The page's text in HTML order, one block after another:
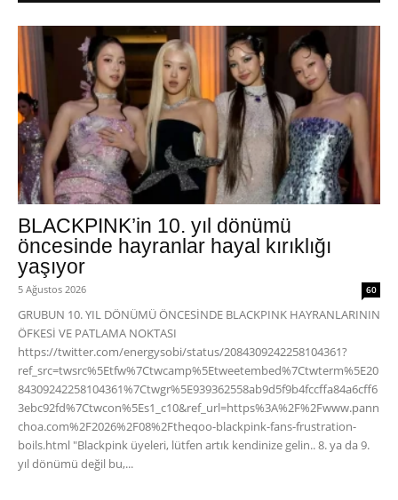
BLACKPINK’in 10. yıl dönümü
öncesinde hayranlar hayal kırıklığı
yaşıyor
5 Ağustos 2026 60
GRUBUN 10. YIL DÖNÜMÜ ÖNCESİNDE BLACKPINK HAYRANLARININ
ÖFKESİ VE PATLAMA NOKTASI
https://twitter.com/energysobi/status/2084309242258104361?
ref_src=twsrc%5Etfw%7Ctwcamp%5Etweetembed%7Ctwterm%5E20
84309242258104361%7Ctwgr%5E939362558ab9d5f9b4fccffa84a6cff6
3ebc92fd%7Ctwcon%5Es1_c10&ref_url=https%3A%2F%2Fwww.pann
choa.com%2F2026%2F08%2Ftheqoo-blackpink-fans-frustration-
boils.html "Blackpink üyeleri, lütfen artık kendinize gelin.. 8. ya da 9.
yıl dönümü değil bu,...